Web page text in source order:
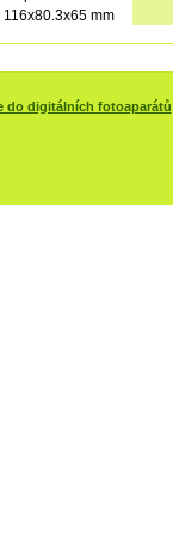
116x80.3x65 mm
do digitálních fotoaparátů